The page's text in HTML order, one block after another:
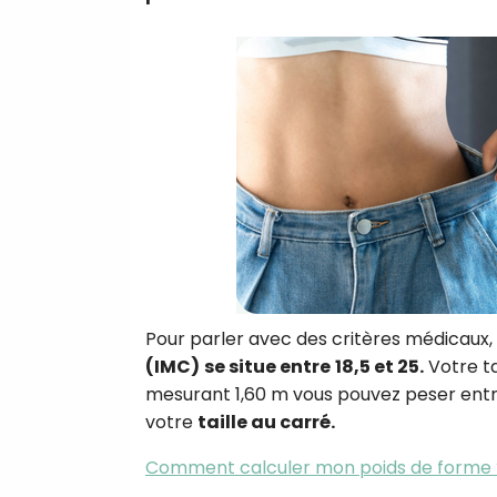
Pour parler avec des critères médicaux,
(IMC) se situe entre18,5 et 25.Votre
mesurant 1,60 m vous pouvez peser
votre taille au carré.
Comment calculer mon poids de forme